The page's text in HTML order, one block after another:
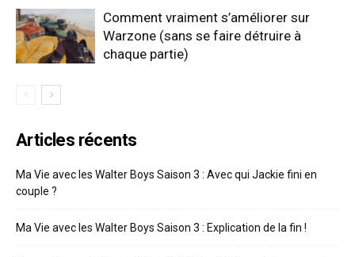
Comment vraiment s’améliorer sur
Warzone (sans se faire détruire à
chaque partie)
Articles récents
Ma Vie avec les Walter Boys Saison 3 : Avec qui Jackie fini en
couple ?
Ma Vie avec les Walter Boys Saison 3 : Explication de la fin !